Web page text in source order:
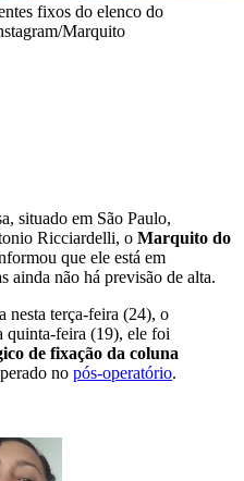
fixos do elenco do
Marquito
situado em São Paulo,
Ricciardelli, o Marquito do
que ele está em
ainda não há previsão de alta.
nesta terça-feira (24), o
quinta-feira (19), ele foi
de fixação da coluna
no pós-operatório.